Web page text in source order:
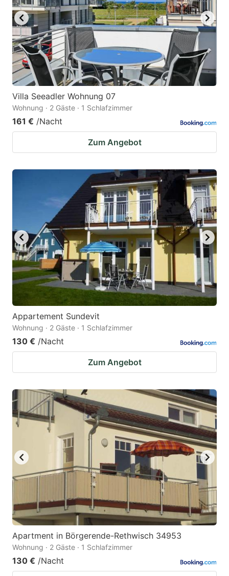
Villa Seeadler Wohnung 07
Wohnung · 2 Gäste · 1 Schlafzimmer
161 € /Nacht
Zum Angebot
Appartement Sundevit
Wohnung · 2 Gäste · 1 Schlafzimmer
130 € /Nacht
Zum Angebot
Apartment in Börgerende-Rethwisch 34953
Wohnung · 2 Gäste · 1 Schlafzimmer
130 € /Nacht